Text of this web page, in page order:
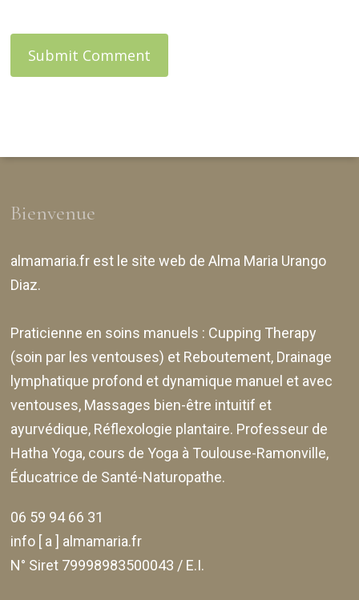
Bienvenue
almamaria.fr est le site web deAlma Maria Urango
Diaz.
Praticienne en soins manuels : Cupping Therapy
(soin par les ventouses) et Reboutement, Drainage
lymphatique profond et dynamique manuel et avec
ventouses, Massages bien-être intuitif et
ayurvédique, Réflexologie plantaire. Professeur de
Hatha Yoga, cours de Yoga à Toulouse-Ramonville,
Éducatrice de Santé-Naturopathe.
06 59 94 66 31
info [ a ] almamaria.fr
N° Siret 79998983500043 / E.I.